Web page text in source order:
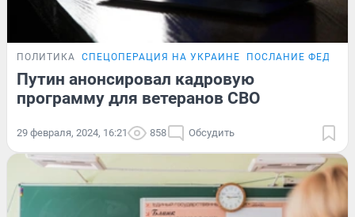
ПОЛИТИКА СПЕЦОПЕРАЦИЯ НА УКРАИНЕ ПОСЛАНИЕ
Путин анонсировал кадровую
программу для ветеранов СВО
29 февраля, 2024, 16:21 858 Обсудить